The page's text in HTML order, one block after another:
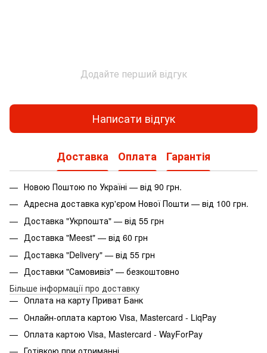
Додайте перший відгук
Написати відгук
Доставка Оплата Гарантія
Новою Поштою по Україні — від 90 грн.
Адресна доставка кур'єром Нової Пошти — від 100 грн.
Доставка "Укрпошта" — від 55 грн
Доставка "Meest" — від 60 грн
Доставка "Delivery" — від 55 грн
Доставки "Самовивіз" — безкоштовно
Більше інформації про доставку
Оплата на карту Приват Банк
Онлайн-оплата картою Visa, Mastercard - LiqPay
Оплата картою Visa, Mastercard - WayForPay